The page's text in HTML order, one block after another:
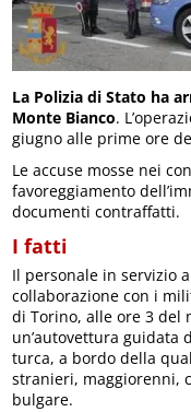
La Polizia di Stato ha
Monte Bianco.
giugno alle prime ore
Le accuse mosse nei
favoreggiamento
documenti contraffatti.
I fatti
Il personale in servizio
collaborazione con i
di Torino, alle ore 3 del
un’autovettura guidata
turca, a bordo della
stranieri, maggiorenni,
bulgare.